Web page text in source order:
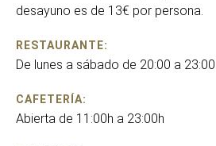
desayuno es de 13€ por persona.
RESTAURANTE:
De lunes a sábado de 20:00 a 23:00.
CAFETERÍA:
Abierta de 11:00h a 23:00h